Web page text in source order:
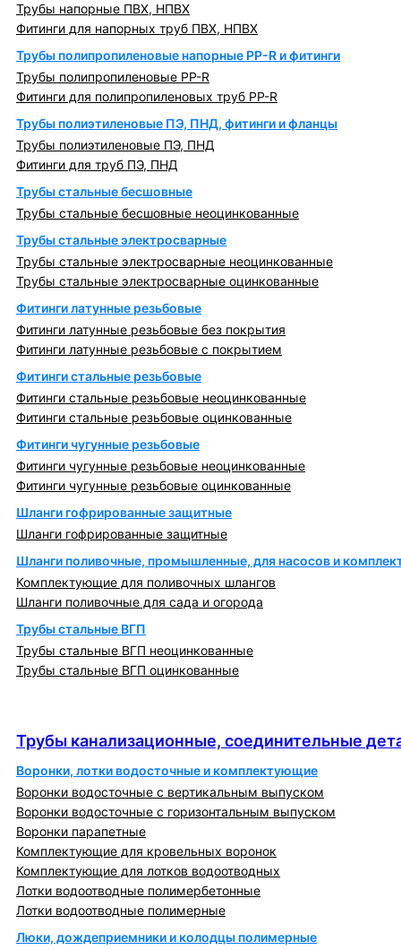
Трубы напорные ПВХ, НПВХ
Фитинги для напорных труб ПВХ, НПВХ
Трубы полипропиленовые напорные PP-R и фитинги
Трубы полипропиленовые PP-R
Фитинги для полипропиленовых труб PP-R
Трубы полиэтиленовые ПЭ, ПНД, фитинги и фланцы
Трубы полиэтиленовые ПЭ, ПНД
Фитинги для труб ПЭ, ПНД
Трубы стальные бесшовные
Трубы стальные бесшовные неоцинкованные
Трубы стальные электросварные
Трубы стальные электросварные неоцинкованные
Трубы стальные электросварные оцинкованные
Фитинги латунные резьбовые
Фитинги латунные резьбовые без покрытия
Фитинги латунные резьбовые с покрытием
Фитинги стальные резьбовые
Фитинги стальные резьбовые неоцинкованные
Фитинги стальные резьбовые оцинкованные
Фитинги чугунные резьбовые
Фитинги чугунные резьбовые неоцинкованные
Фитинги чугунные резьбовые оцинкованные
Шланги гофрированные защитные
Шланги гофрированные защитные
Шланги поливочные, промышленные, для насосов и
Комплектующие для поливочных шлангов
Шланги поливочные для сада и огорода
Трубы стальные ВГП
Трубы стальные ВГП неоцинкованные
Трубы стальные ВГП оцинкованные
Трубы канализационные, соединительные
Воронки, лотки водосточные и комплектующие
Воронки водосточные с вертикальным выпуском
Воронки водосточные с горизонтальным выпуском
Воронки парапетные
Комплектующие для кровельных воронок
Комплектующие для лотков водоотводных
Лотки водоотводные полимербетонные
Лотки водоотводные полимерные
Люки, дождеприемники и колодцы полимерные